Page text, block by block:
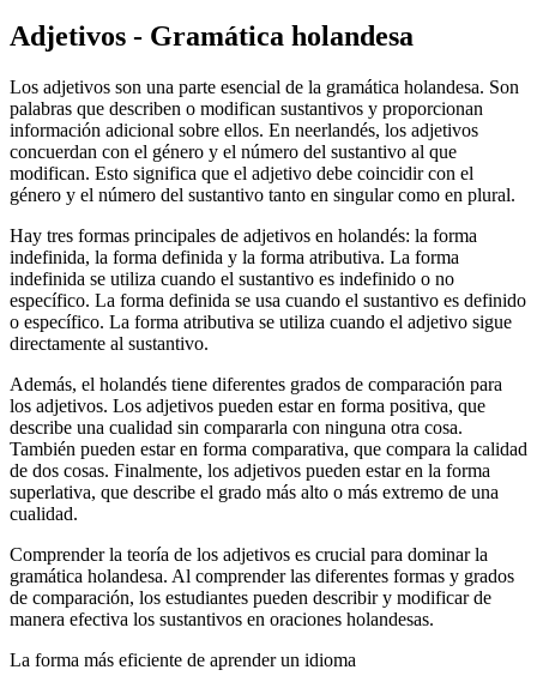
Adjetivos - Gramática holandesa
Los adjetivos son una parte esencial de la gramática holandesa. Son
palabras que describen o modifican sustantivos y proporcionan
información adicional sobre ellos. En neerlandés, los adjetivos
concuerdan con el género y el número del sustantivo al que
modifican. Esto significa que el adjetivo debe coincidir con el
género y el número del sustantivo tanto en singular como en plural.
Hay tres formas principales de adjetivos en holandés: la forma
indefinida, la forma definida y la forma atributiva. La forma
indefinida se utiliza cuando el sustantivo es indefinido o no
específico. La forma definida se usa cuando el sustantivo es definido
o específico. La forma atributiva se utiliza cuando el adjetivo sigue
directamente al sustantivo.
Además, el holandés tiene diferentes grados de comparación para
los adjetivos. Los adjetivos pueden estar en forma positiva, que
describe una cualidad sin compararla con ninguna otra cosa.
También pueden estar en forma comparativa, que compara la calidad
de dos cosas. Finalmente, los adjetivos pueden estar en la forma
superlativa, que describe el grado más alto o más extremo de una
cualidad.
Comprender la teoría de los adjetivos es crucial para dominar la
gramática holandesa. Al comprender las diferentes formas y grados
de comparación, los estudiantes pueden describir y modificar de
manera efectiva los sustantivos en oraciones holandesas.
La forma más eficiente de aprender un idioma